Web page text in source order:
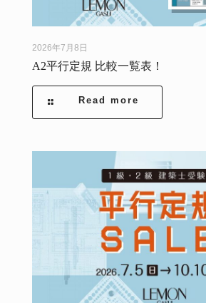
2026年7月8日
A2平行定規 比較一覧表！
Read more